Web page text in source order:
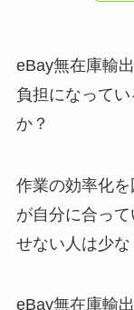
eBay無在庫輸
負担になって
か？
作業の効率化
が自分に合っ
せない人は少な
eBay無在庫輸